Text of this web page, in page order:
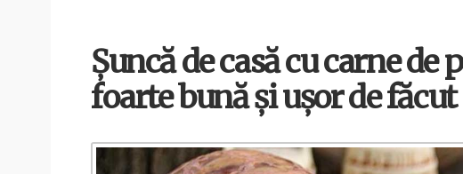
Șuncă de casă cu carne de
foarte bună și ușor de făcut